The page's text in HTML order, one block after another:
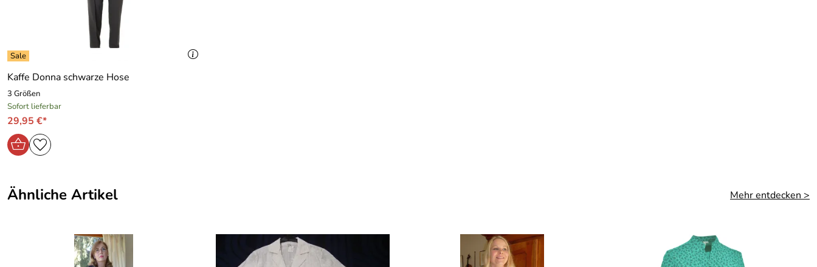
Kaffe Donna schwarze Hose
3 Größen
Sofort lieferbar
29,95 €*
Ähnliche Artikel Mehr entdecken >